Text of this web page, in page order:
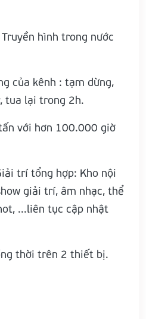
hình trong nước
của kênh : tạm dừng,
tua lại trong 2h.
với hơn 100.000 giờ
trí tổng hợp: Kho nội
giải trí, âm nhạc, thể
...liên tục cập nhật
thời trên 2 thiết bị.